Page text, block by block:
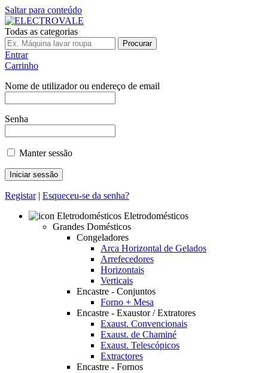
Saltar para conteúdo
Todas as categorias
Procurar
Entrar
Carrinho
Nome de utilizador ou endereço de email
Senha
Manter sessão
Registar| Esqueceu-se da senha?
Eletrodomésticos
Grandes Domésticos
Congeladores
Arca Horizontal de Gelados
Arrefecedores
Horizontais
Verticais
Encastre - Conjuntos
Forno + Mesa
Encastre - Exaustor / Extratores
Exaust. Convencionais
Exaust. de Chaminé
Exaust. Telescópicos
Extractores
Encastre - Fornos